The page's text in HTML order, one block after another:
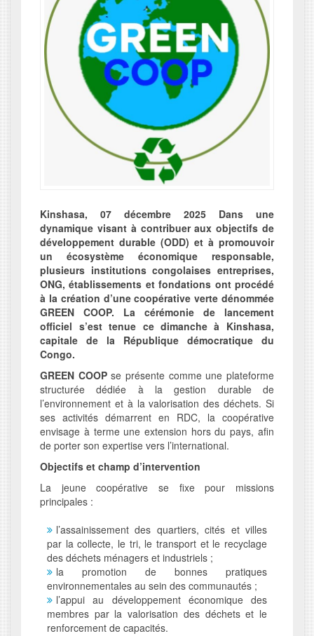
Kinshasa, 07 décembre 2025 Dans une
dynamique visant à contribuer aux objectifs de
développement durable (ODD) et à promouvoir
un écosystème économique responsable,
plusieurs institutions congolaises entreprises,
ONG, établissements et fondations ont procédé
à la création d’une coopérative verte dénommée
GREEN COOP. La cérémonie de lancement
officiel s’est tenue ce dimanche à Kinshasa,
capitale de la République démocratique du
Congo.
GREEN COOPse présente comme une plateforme
structurée dédiée à la gestion durable de
l’environnement et à la valorisation des déchets. Si
ses activités démarrent en RDC, la coopérative
envisage à terme une extension hors du pays, afin
de porter son expertise vers l’international.
Objectifs et champ d’intervention
La jeune coopérative se fixe pour missions
principales :
l’assainissement des quartiers, cités et villes
par la collecte, le tri, le transport et le recyclage
des déchets ménagers et industriels ;
la promotion de bonnes pratiques
environnementales au sein des communautés ;
l’appui au développement économique des
membres par la valorisation des déchets et le
renforcement de capacités.